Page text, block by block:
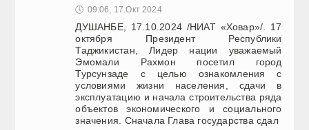
🕔 09:06, 17.Окт 2024
ДУШАНБЕ, 17.10.2024 /НИАТ «Ховар»/. 17
октября Президент Республики
Таджикистан, Лидер нации уважаемый
Эмомали Рахмон посетил город
Турсунзаде с целью ознакомления с
условиями жизни населения, сдачи в
эксплуатацию и начала строительства ряда
объектов экономического и социального
значения. Сначала Глава государства сдал